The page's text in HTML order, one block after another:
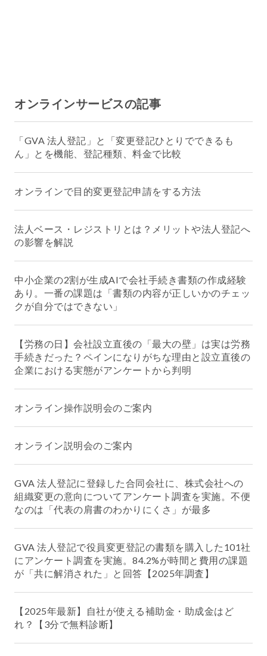
オンラインサービスの記事
「GVA 法人登記」と「変更登記ひとりでできるも
ん」とを機能、登記種類、料金で比較
オンラインで目的変更登記申請をする方法
法人ベース・レジストリとは？メリットや法人登記へ
の影響を解説
中小企業の2割が生成AIで会社手続き書類の作成経験
あり。一番の課題は「書類の内容が正しいかのチェッ
クが自分ではできない」
【労務の日】会社設立直後の「最大の壁」は実は労務
手続きだった？ペインになりがちな理由と設立直後の
企業における実態がアンケートから判明
オンライン操作説明会のご案内
オンライン説明会のご案内
GVA 法人登記に登録した合同会社に、株式会社への
組織変更の意向についてアンケート調査を実施。不便
なのは「代表の肩書のわかりにくさ」が最多
GVA 法人登記で役員変更登記の書類を購入した101社
にアンケート調査を実施。84.2%が時間と費用の課題
が「共に解消された」と回答【2025年調査】
【2025年最新】自社が使える補助金・助成金はど
れ？【3分で無料診断】